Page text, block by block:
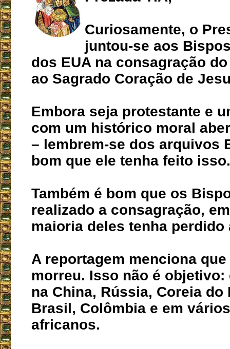
Curiosamente, o
juntou-se aos
dos EUA na consagração
ao Sagrado Coração de
Embora seja protestante e
com um histórico moral
– lembrem-se dos arquivos
bom que ele tenha feito isso.
Também é bom que os
realizado a consagração,
maioria deles tenha perdido
A reportagem menciona
morreu. Isso não é objetivo:
na China, Rússia, Coreia do
Brasil, Colômbia e em
africanos.